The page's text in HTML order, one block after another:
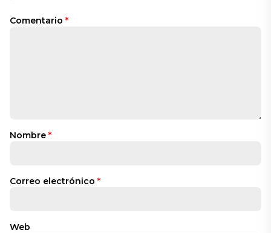
Comentario *
Nombre *
Correo electrónico *
Web